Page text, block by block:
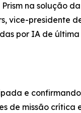
na solução
vice-presidente
por IA de
e
de missão crítica